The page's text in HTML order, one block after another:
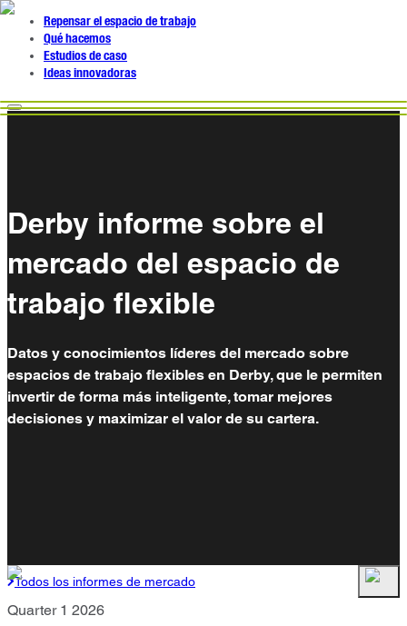
Repensar el espacio de trabajo
Qué hacemos
Estudios de caso
Ideas innovadoras
Derby informe sobre el
mercado del espacio de
trabajo flexible
Datos y conocimientos líderes del mercado sobre
espacios de trabajo flexibles en Derby, que le permiten
invertir de forma más inteligente, tomar mejores
decisiones y maximizar el valor de su cartera.
Todos los informes de mercado
Quarter 1 2026